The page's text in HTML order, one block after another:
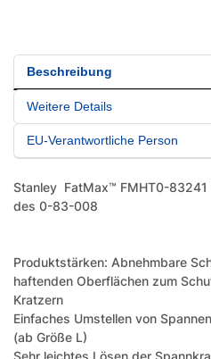
Beschreibung
Weitere Details
EU-Verantwortliche Person
Stanley FatMax™ FMHT0-
des 0-83-008
Produktstärken: Abnehmbare
haftenden Oberflächen zum
Kratzern
Einfaches Umstellen von
(ab Größe L)
Sehr leichtes Lösen der